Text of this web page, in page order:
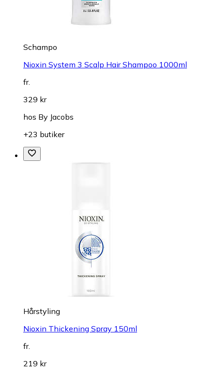
Schampo
Nioxin System 3 Scalp Hair Shampoo 1000ml
fr.
329 kr
hos By Jacobs
+23 butiker
Hårstyling
Nioxin Thickening Spray 150ml
fr.
219 kr